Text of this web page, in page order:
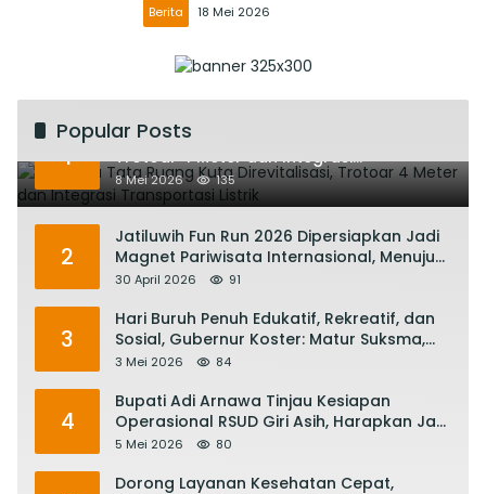
Berita 18 Mei 2026
Popular Posts
1
Rencana Tata Ruang Kuta Direvitalisasi,
Trotoar 4 Meter dan Integrasi
Transportasi Listrik
8 Mei 2026 135
2
Jatiluwih Fun Run 2026 Dipersiapkan Jadi
Magnet Pariwisata Internasional, Menuju
Satu Abad Pariwisata Bali
30 April 2026 91
3
Hari Buruh Penuh Edukatif, Rekreatif, dan
Sosial, Gubernur Koster: Matur Suksma,
Keringat Pekerja Mesin Ekonomi Bali
3 Mei 2026 84
4
Bupati Adi Arnawa Tinjau Kesiapan
Operasional RSUD Giri Asih, Harapkan Jadi
RS Rujukan Terbaik
5 Mei 2026 80
Dorong Layanan Kesehatan Cepat,